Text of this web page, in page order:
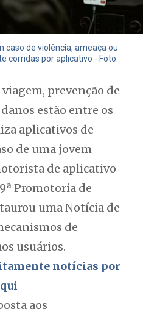
caso de violência, ameaça ou
corridas por aplicativo - Foto:
prevenção de
estão entre os
aplicativos de
de uma jovem
de aplicativo
Promotoria de
uma Notícia de
de
usuários.
notícias por
aos